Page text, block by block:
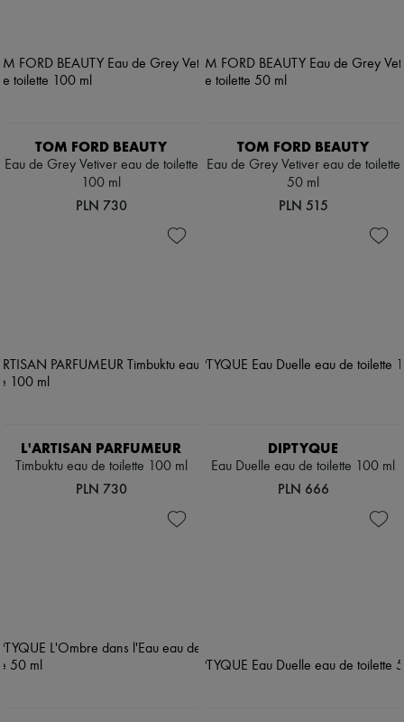
TOM FORD BEAUTY
Eau de Grey Vetiver eau de toilette
100 ml
PLN 730
TOM FORD BEAUTY
Eau de Grey Vetiver eau de toilette
50 ml
PLN 515
L'ARTISAN PARFUMEUR
Timbuktu eau de toilette 100 ml
PLN 730
DIPTYQUE
Eau Duelle eau de toilette 100 ml
PLN 666